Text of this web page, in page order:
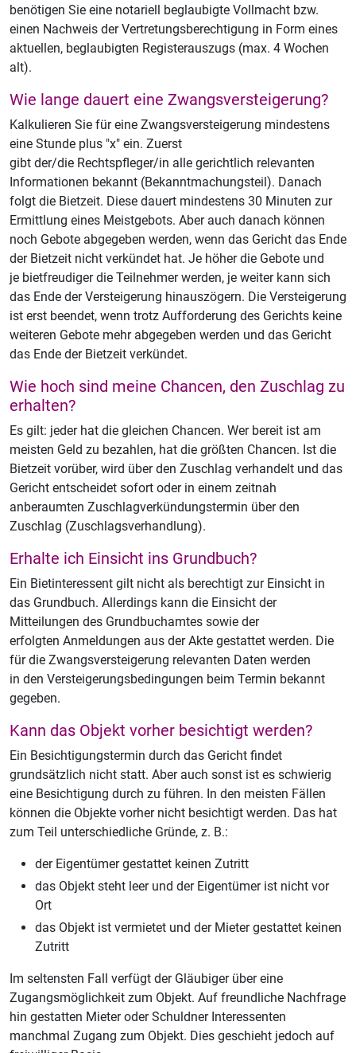
benötigen Sie eine notariell beglaubigte Vollmacht bzw.
einen Nachweis der Vertretungsberechtigung in Form eines
aktuellen, beglaubigten Registerauszugs (max. 4 Wochen
alt).
Wie lange dauert eine Zwangsversteigerung?
Kalkulieren Sie für eine Zwangsversteigerung mindestens
eine Stunde plus "x" ein. Zuerst
gibt der/die Rechtspfleger/in alle gerichtlich relevanten
Informationen bekannt (Bekanntmachungsteil). Danach
folgt die Bietzeit. Diese dauert mindestens 30 Minuten zur
Ermittlung eines Meistgebots. Aber auch danach können
noch Gebote abgegeben werden, wenn das Gericht das Ende
der Bietzeit nicht verkündet hat. Je höher die Gebote und
je bietfreudiger die Teilnehmer werden, je weiter kann sich
das Ende der Versteigerung hinauszögern. Die Versteigerung
ist erst beendet, wenn trotz Aufforderung des Gerichts keine
weiteren Gebote mehr abgegeben werden und das Gericht
das Ende der Bietzeit verkündet.
Wie hoch sind meine Chancen, den Zuschlag zu
erhalten?
Es gilt: jeder hat die gleichen Chancen. Wer bereit ist am
meisten Geld zu bezahlen, hat die größten Chancen. Ist die
Bietzeit vorüber, wird über den Zuschlag verhandelt und das
Gericht entscheidet sofort oder in einem zeitnah
anberaumten Zuschlagverkündungstermin über den
Zuschlag (Zuschlagsverhandlung).
Erhalte ich Einsicht ins Grundbuch?
Ein Bietinteressent gilt nicht als berechtigt zur Einsicht in
das Grundbuch. Allerdings kann die Einsicht der
Mitteilungen des Grundbuchamtes sowie der
erfolgten Anmeldungen aus der Akte gestattet werden. Die
für die Zwangsversteigerung relevanten Daten werden
in den Versteigerungsbedingungen beim Termin bekannt
gegeben.
Kann das Objekt vorher besichtigt werden?
Ein Besichtigungstermin durch das Gericht findet
grundsätzlich nicht statt. Aber auch sonst ist es schwierig
eine Besichtigung durch zu führen. In den meisten Fällen
können die Objekte vorher nicht besichtigt werden. Das hat
zum Teil unterschiedliche Gründe, z. B.:
der Eigentümer gestattet keinen Zutritt
das Objekt steht leer und der Eigentümer ist nicht vor
Ort
das Objekt ist vermietet und der Mieter gestattet keinen
Zutritt
Im seltensten Fall verfügt der Gläubiger über eine
Zugangsmöglichkeit zum Objekt. Auf freundliche Nachfrage
hin gestatten Mieter oder Schuldner Interessenten
manchmal Zugang zum Objekt. Dies geschieht jedoch auf